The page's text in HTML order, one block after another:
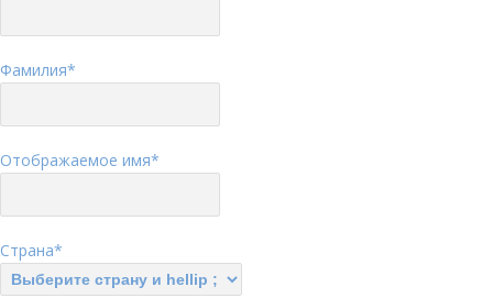
Фамилия*
Отображаемое имя*
Страна*